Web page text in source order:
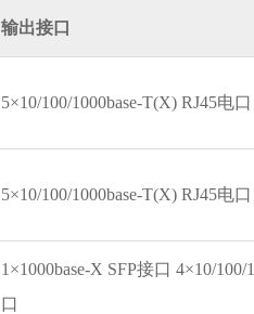
输出接口
5×10/100/1000base-T(X) RJ45电口
5×10/100/1000base-T(X) RJ45电口
1×1000base-X SFP接口 4×10/100/
口